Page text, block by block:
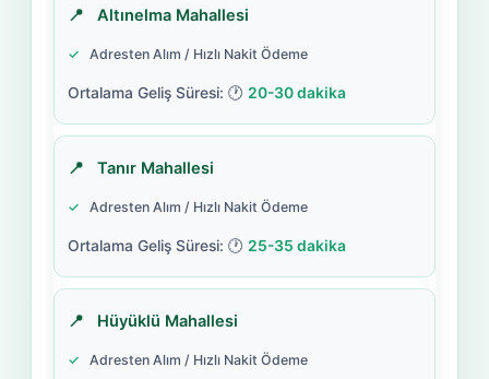
Altınelma Mahallesi
Adresten Alım / Hızlı Nakit Ödeme
20-30 dakika
Tanır Mahallesi
Adresten Alım / Hızlı Nakit Ödeme
25-35 dakika
Hüyüklü Mahallesi
Adresten Alım / Hızlı Nakit Ödeme